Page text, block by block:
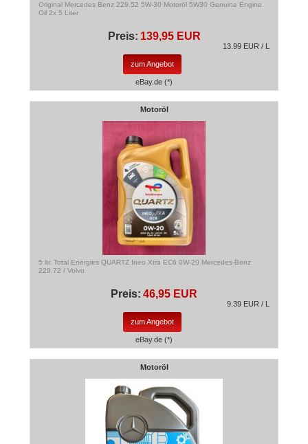
Original Mercedes Benz 229.52 5W-30 Motoröl 5W30 Genuine Engine
Oil 2x 5 Liter
Preis: 139,95 EUR
13.99 EUR / L
zum Angebot
eBay.de (*)
Motoröl
5 ltr. Total Energies QUARTZ Ineo Xtra EC6 0W-20 Mercedes-Benz
229.72 / Volvo
Preis: 46,95 EUR
9.39 EUR / L
zum Angebot
eBay.de (*)
Motoröl